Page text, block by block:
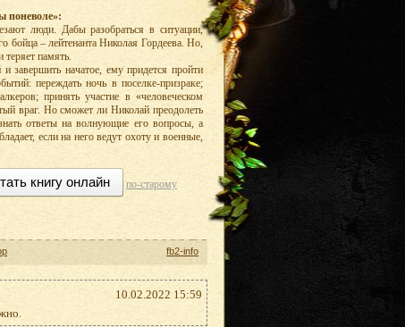
поневоле»:
люди. Дабы разобраться в ситуации,
бойца – лейтенанта Николая Гордеева. Но,
теряет память.
завершить начатое, ему придется пройти
переждать ночь в поселке-призраке;
принять участие в «человеческом
враг. Но сможет ли Николай преодолеть
ответы на волнующие его вопросы, а
если на него ведут охоту и военные,
книгу онлайн по-старому
fb2-info
10.02.2022 15:59